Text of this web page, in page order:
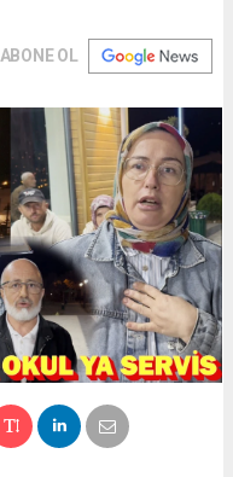
ABONE OL